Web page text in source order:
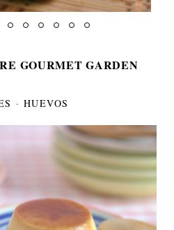
GOURMET GARDEN
·HUEVOS